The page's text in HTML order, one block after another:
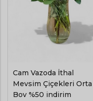
Cam Vazoda İthal
Mevsim Çiçekleri Orta
Boy %50 indirim